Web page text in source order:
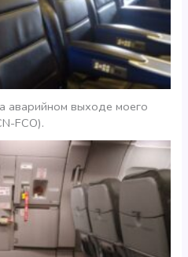
аварийном выходе моего
FCO).